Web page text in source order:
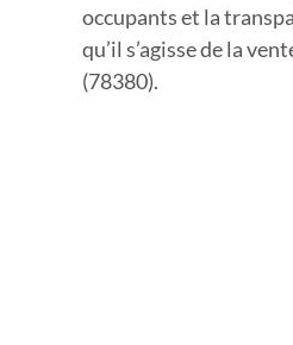
occupants et la
qu’il s’agisse de la
(78380).